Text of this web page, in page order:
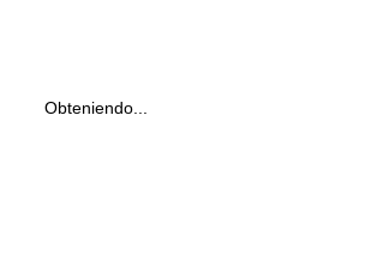
Obteniendo...